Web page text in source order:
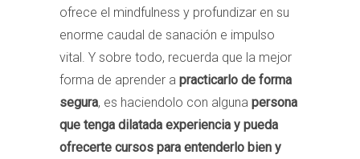
ofrece el mindfulness y profundizar en su
enorme caudal de sanación e impulso
vital. Y sobre todo, recuerda que la mejor
forma de aprender a practicarlo de forma
segura, es haciendolo con alguna persona
que tenga dilatada experiencia y pueda
ofrecerte cursos para entenderlo bien y